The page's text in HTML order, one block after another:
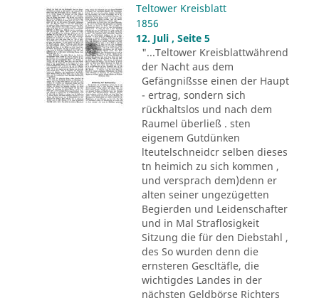
Teltower Kreisblatt
1856
12. Juli , Seite 5
"...Teltower Kreisblattwährend
der Nacht aus dem
Gefängnißsse einen der Haupt
- ertrag, sondern sich
rückhaltslos und nach dem
Raumel überließ . sten
eigenem Gutdünken
lteutelschneidcr selben dieses
tn heimich zu sich kommen ,
und versprach dem)denn er
alten seiner ungezügetten
Begierden und Leidenschafter
und in Mal Straflosigkeit
Sitzung die für den Diebstahl ,
des So wurden denn die
ernsteren Gescltäfle, die
wichtigdes Landes in der
nächsten Geldbörse Richters